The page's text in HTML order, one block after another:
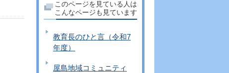
このページを見ている人は
こんなページも見ています
教育長のひと言（令和7
年度）
屋島地域コミュニティ